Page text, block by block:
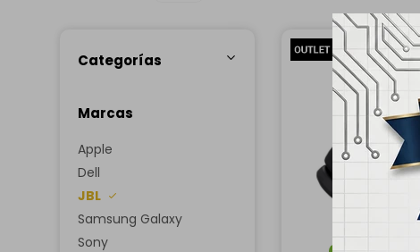
Categorías
Marcas
Apple
Dell
JBL
Samsung Galaxy
Sony